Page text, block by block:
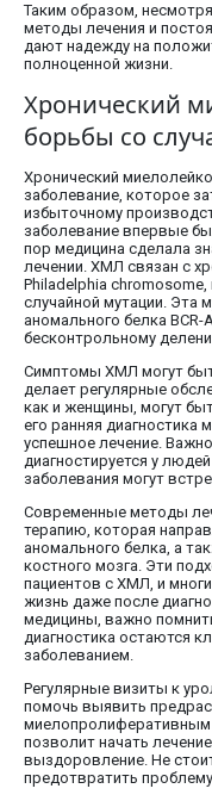
Таким образом,
методы лечения и
дают надежду на
полноценной жизни.
Хронический
борьбы со
Хронический
заболевание, которое
избыточному
заболевание впервые
пор медицина сделала
лечении. ХМЛ связан с
Philadelphia
случайной мутации. Эта
аномального белка
бесконтрольному
Симптомы ХМЛ могут
делает регулярные
как и женщины, могут
его ранняя
успешное лечение.
диагностируется у
заболевания могут
Современные методы
терапию, которая
аномального белка, а
костного мозга. Эти
пациентов с ХМЛ, и
жизнь даже после
медицины, важно
диагностика остаются
заболеванием.
Регулярные визиты к
помочь выявить
миелопролиферативным
позволит начать
выздоровление. Не
предотвратить